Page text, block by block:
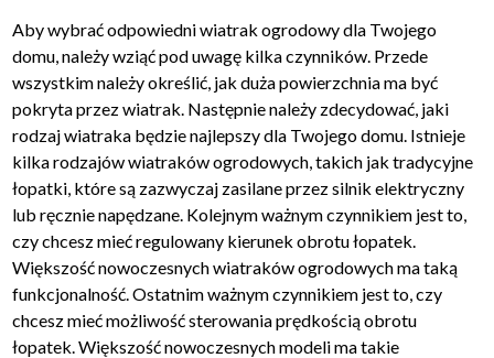
Aby wybrać odpowiedni wiatrak ogrodowy dla Twojego
domu, należy wziąć pod uwagę kilka czynników. Przede
wszystkim należy określić, jak duża powierzchnia ma być
pokryta przez wiatrak. Następnie należy zdecydować, jaki
rodzaj wiatraka będzie najlepszy dla Twojego domu. Istnieje
kilka rodzajów wiatraków ogrodowych, takich jak tradycyjne
łopatki, które są zazwyczaj zasilane przez silnik elektryczny
lub ręcznie napędzane. Kolejnym ważnym czynnikiem jest to,
czy chcesz mieć regulowany kierunek obrotu łopatek.
Większość nowoczesnych wiatraków ogrodowych ma taką
funkcjonalność. Ostatnim ważnym czynnikiem jest to, czy
chcesz mieć możliwość sterowania prędkością obrotu
łopatek. Większość nowoczesnych modeli ma takie